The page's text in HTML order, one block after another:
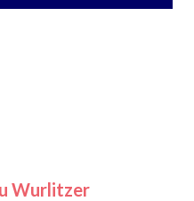
Wurlitzer